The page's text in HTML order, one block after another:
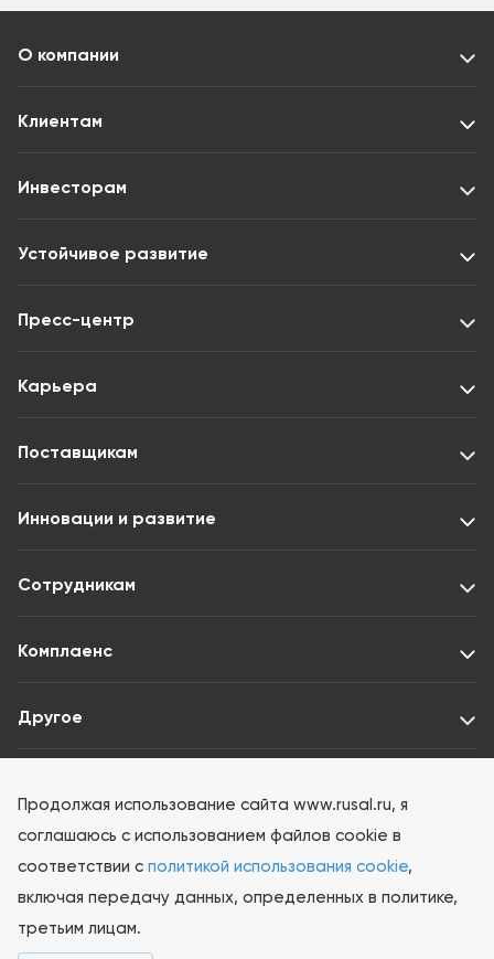
О компании
Клиентам
Инвесторам
Устойчивое развитие
Пресс-центр
Карьера
Поставщикам
Инновации и развитие
Сотрудникам
Комплаенс
Другое
Раскрытие информации ООО «Интерфакс-ЦРКИ»
Продолжая использование сайта www.rusal.ru, я
соглашаюсь с использованием файлов cookie в
соответствии с политикой использования cookie,
включая передачу данных, определенных в политике,
третьим лицам.